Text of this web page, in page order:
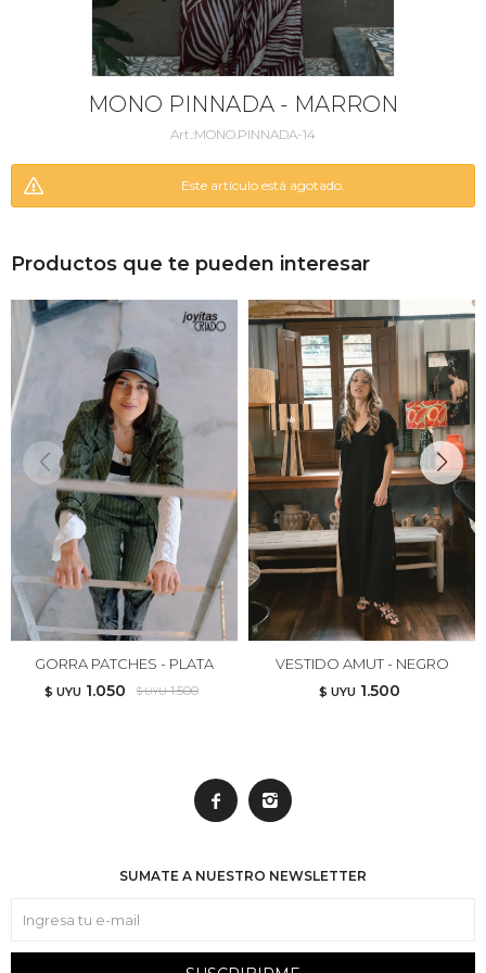
MONO PINNADA - MARRON
MONO.PINNADA-14
Este artículo está agotado.
Productos que te pueden interesar
GORRA PATCHES - PLATA
$ UYU 1.050 $ UYU 1.500
VESTIDO AMUT - NEGRO
$ UYU 1.500
 
SUMATE A NUESTRO NEWSLETTER